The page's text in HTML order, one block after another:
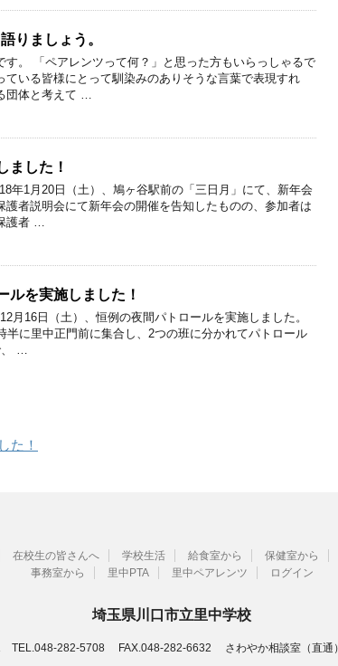
りましょう。
す。 「ペアレンツって何？」と思った方もいらっしゃるで
ている皆様にとって馴染みのありそうな言葉で表現すれ
団体と考えて …
ました！
年1月20日（土）、鳩ヶ谷駅前の「三日月」にて、新年会
護者説明会にて新年会の開催を告知したものの、参加者は
護者 …
ルを実施しました！
月16日（土）、恒例の夜間パトロールを実施しました。
半に里中正門前に集合し、2つの班に分かれてパトロール
、 …
た！
在校生の皆さんへ 学校生活 給食室から 保健室から
事務室から
里中PTA 里中ペアレンツ ログイン
埼玉県川口市立里中学校
TEL.048-282-5708 FAX.048-282-6632 さわやか相談室（直通